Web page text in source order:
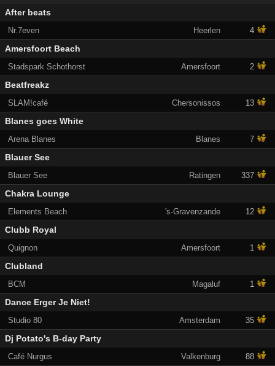
After beats
Nr.7even Heerlen 4
Amersfoort Beach
Stadspark Schothorst Amersfoort 2
Beatfreakz
SLAM!café Chersonissos 13
Blanes goes White
Arena Blanes Blanes 7
Blauer See
Blauer See Ratingen 337
Chakra Lounge
Elements Beach 's-Gravenzande 12
Clubb Royal
Quignon Amersfoort 1
Clubland
BCM Magaluf 1
Dance Erger Je Niet!
Studio 80 Amsterdam 35
Dj Potato's B-day Party
Café Nurgus Valkenburg 88